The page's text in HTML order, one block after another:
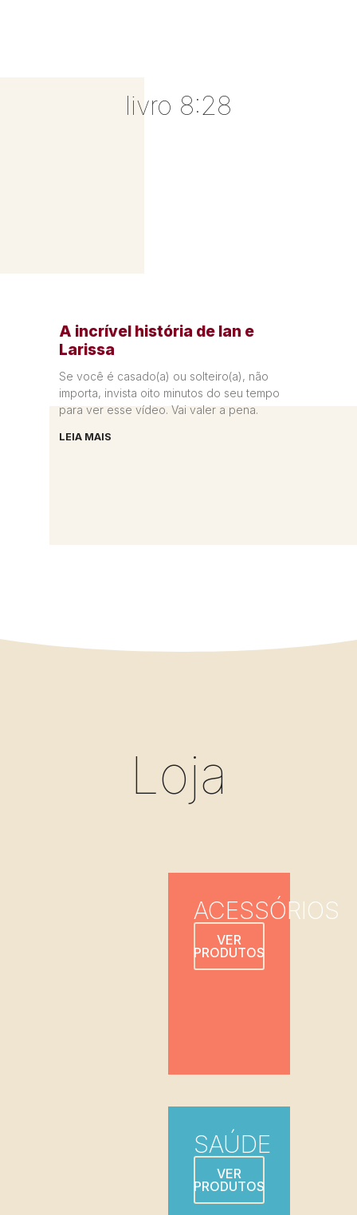
livro 8:28
A incrível história de Ian e
Larissa
Se você é casado(a) ou solteiro(a), não
importa, invista oito minutos do seu tempo
para ver esse vídeo. Vai valer a pena.
LEIA MAIS
Loja
ACESSÓRIOS
VER
PRODUTOS
SAÚDE
VER
PRODUTOS